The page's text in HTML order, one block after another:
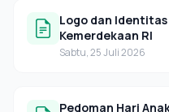
Logo dan Identitas
Kemerdekaan RI
Sabtu, 25 Juli 2026
Pedoman Hari